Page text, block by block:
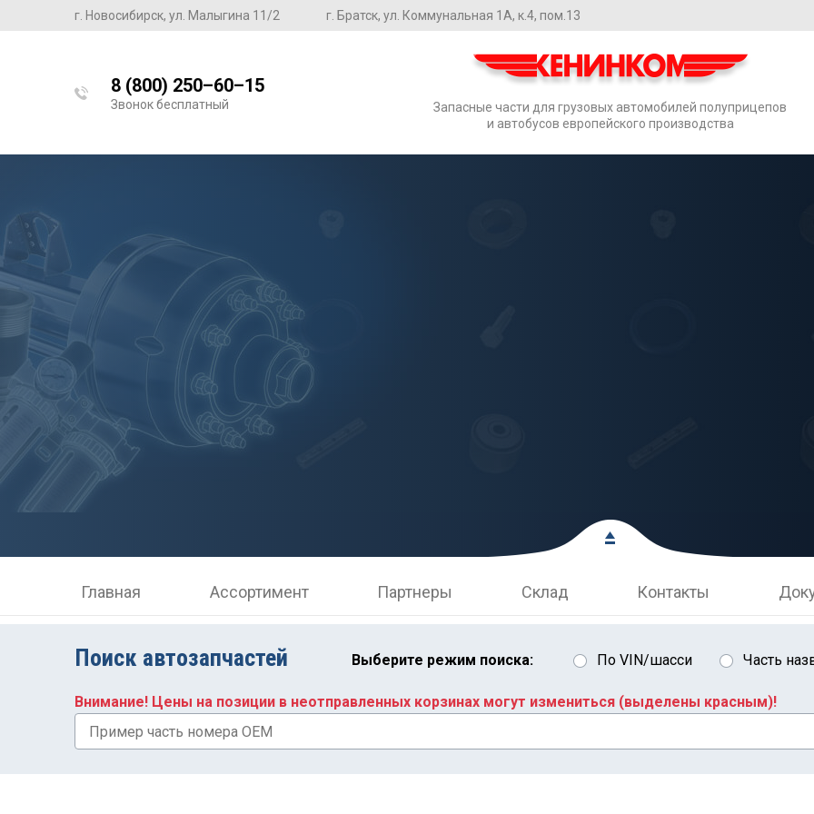
г. Новосибирск, ул. Малыгина 11/2 г. Братск, ул. Коммунальная 1А, к.4, пом.13
Запасные части для грузовых автомобилей полуприцепов
и автобусов европейского производства
8 (800) 250–60–15
Звонок бесплатный
Главная Ассортимент Партнеры Склад Контакты
Поиск автозапчастей Выберите режим поиска: По VIN/шасси Часть
Внимание! Цены на позиции в неотправленных корзинах могут измениться (выделены красным)!